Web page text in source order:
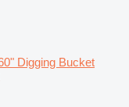
Digging Bucket